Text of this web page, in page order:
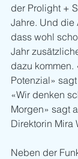
der Prolight +
Jahre. Und die
dass wohl
Jahr
dazu kommen.
Potenzial»
«Wir denken
Morgen» sagt
Direktorin Mira
Neben der